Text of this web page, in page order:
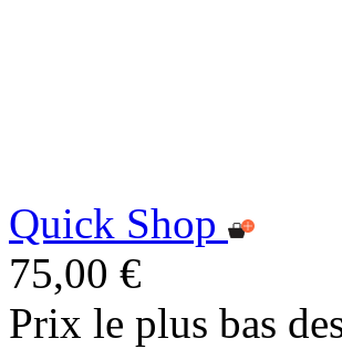
Quick Shop
75,00 €
Prix le plus bas